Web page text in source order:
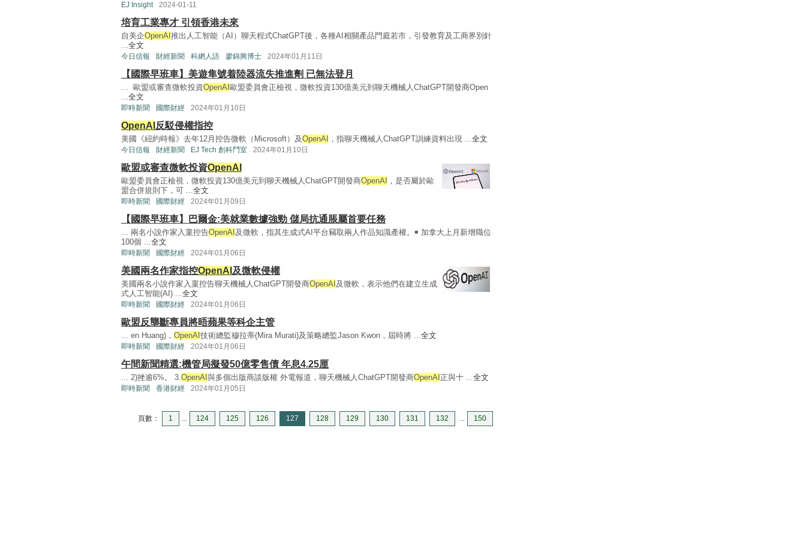
EJ Insight 2024-01-11
培育工業專才 引領香港未來
自美企OpenAI 推出人工智能（AI）聊天程式ChatGPT後，各種AI相關產品門庭若市，引發教育及工商界別針
...全文
今日信報 財經新聞 科網人語 廖錦興博士 2024年01月11日
【國際早班車】美遊隼號着陸器流失推進劑 已無法登月
... 歐盟或審查微軟投資OpenAI 歐盟委員會正檢視，微軟投資130億美元到聊天機械人ChatGPT開發商Open
...全文
即時新聞 國際財經 2024年01月10日
OpenAI 反駁侵權指控
美國《紐約時報》去年12月控告微軟（Microsoft）及OpenAI ，指聊天機械人ChatGPT訓練資料出現 ...全文
今日信報 財經新聞 EJ Tech 創科鬥室 2024年01月10日
歐盟或審查微軟投資OpenAI
歐盟委員會正檢視，微軟投資130億美元到聊天機械人ChatGPT開發商OpenAI
，是否屬於歐
盟合併規則下，可 ...全文
即時新聞 國際財經 2024年01月09日
【國際早班車】巴爾金:美就業數據強勁 儲局抗通脹屬首要任務
... 兩名小說作家入稟控告OpenAI 及微軟，指其生成式AI平台竊取兩人作品知識產權。￭ 加拿大上月新增職位
100個 ...全文
即時新聞 國際財經 2024年01月06日
美國兩名作家指控OpenAI 及微軟侵權
美國兩名小說作家入稟控告聊天機械人ChatGPT開發商OpenAI 及微軟，表示他們在建立生成
式人工智能(AI) ...全文
即時新聞 國際財經 2024年01月06日
歐盟反壟斷專員將晤蘋果等科企主管
... en Huang)， OpenAI 技術總監穆拉蒂(Mira Murati)及策略總監Jason Kwon，屆時將 ...全文
即時新聞 國際財經 2024年01月06日
午間新聞精選:機管局擬發50億零售債 年息4.25厘
... 2)挫逾6%。 3.OpenAI 與多個出版商談版權 外電報道，聊天機械人ChatGPT開發商OpenAI 正與十 ...全文
即時新聞 香港財經 2024年01月05日
頁數： 1 ... 124 125 126 127 128 129 130 131 132 ... 150